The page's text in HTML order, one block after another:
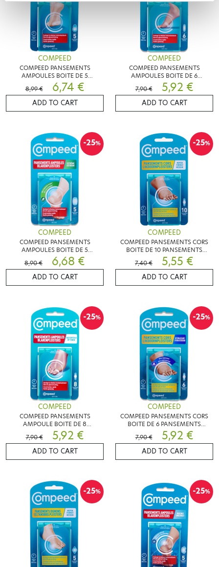
COMPEED
COMPEED PANSEMENTS
AMPOULES BOITE DE 5
PANSEMENTS
8,99 € 6,74 €
ADD TO CART
COMPEED
COMPEED PANSEMENTS
AMPOULES BOITE DE 6
PANSEMENTS PETIT FORMAT
7,90 € 5,92 €
ADD TO CART
-25%
COMPEED
COMPEED PANSEMENTS
AMPOULES BOITE DE 5
PANSEMENTS EXTREME
8,90 € 6,68 €
ADD TO CART
-25%
COMPEED
COMPEED PANSEMENTS CORS
BOITE DE 10 PANSEMENTS
MEDIUM
7,40 € 5,55 €
ADD TO CART
-25%
COMPEED
COMPEED PANSEMENTS
AMPOULE BOITE DE 8
PANSEMENTS ORTEILS
7,90 € 5,92 €
ADD TO CART
-25%
COMPEED
COMPEED PANSEMENTS CORS
BOITE DE 6 PANSEMENTS
HYDRATANT
7,90 € 5,92 €
ADD TO CART
-25% -25%